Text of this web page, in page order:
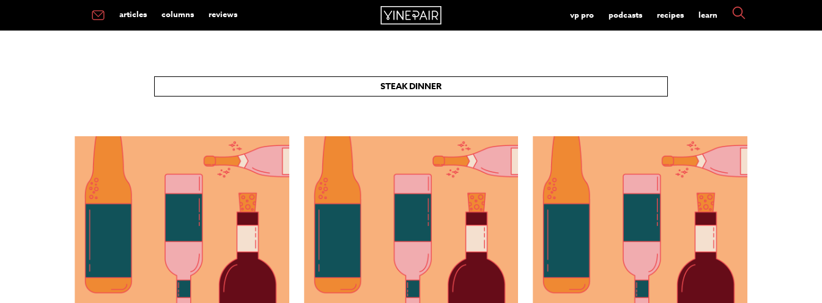
articles columns reviews vp pro podcasts recipes learn
STEAK DINNER